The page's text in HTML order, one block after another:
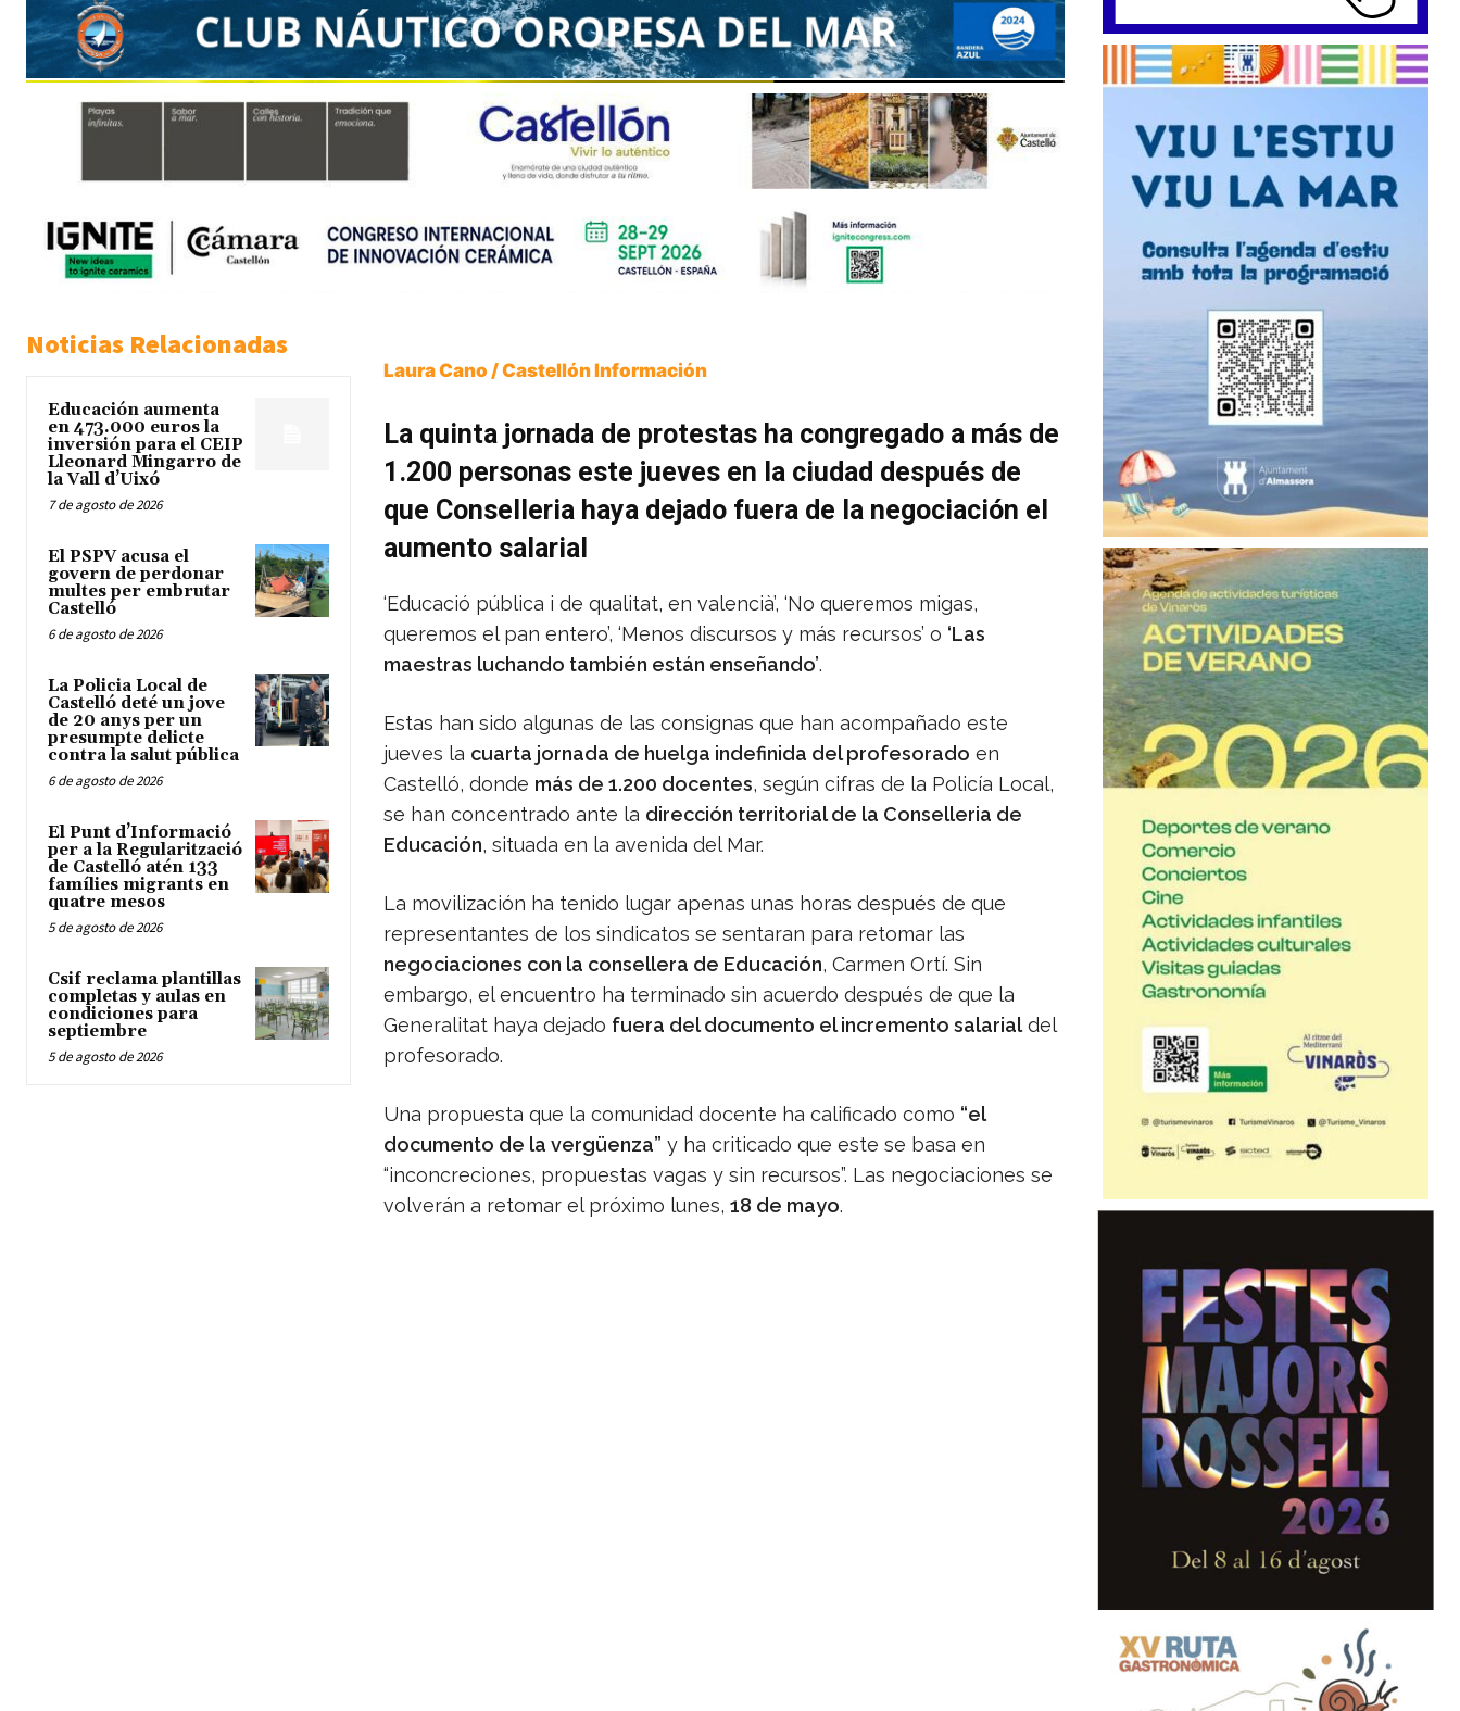
Noticias Relacionadas
Educación aumenta
en 473.000 euros la
inversión para el CEIP
Lleonard Mingarro de
la Vall d’Uixó
7 de agosto de 2026
El PSPV acusa el
govern de perdonar
multes per embrutar
Castelló
6 de agosto de 2026
La Policia Local de
Castelló deté un jove
de 20 anys per un
presumpte delicte
contra la salut pública
6 de agosto de 2026
El Punt d’Informació
per a la Regularització
de Castelló atén 133
famílies migrants en
quatre mesos
5 de agosto de 2026
Csif reclama plantillas
completas y aulas en
condiciones para
septiembre
5 de agosto de 2026
Laura Cano / Castellón Información
La quinta jornada de protestas ha congregado a más de
1.200 personas este jueves en la ciudad después de
que Conselleria haya dejado fuera de la negociación el
aumento salarial
‘Educació pública i de qualitat, en valencià’, ‘No queremos migas,
queremos el pan entero’, ‘Menos discursos y más recursos’ o ‘Las
maestras luchando también están enseñando’.
Estas han sido algunas de las consignas que han acompañado este
jueves la cuarta jornada de huelga indefinida del profesorado en
Castelló, donde más de 1.200 docentes, según cifras de la Policía Local,
se han concentrado ante la dirección territorial de la Conselleria de
Educación, situada en la avenida del Mar.
La movilización ha tenido lugar apenas unas horas después de que
representantes de los sindicatos se sentaran para retomar las
negociaciones con la consellera de Educación, Carmen Ortí. Sin
embargo, el encuentro ha terminado sin acuerdo después de que la
Generalitat haya dejado fuera del documento el incremento salarialdel
profesorado.
Una propuesta que la comunidad docente ha calificado como “el
documento de la vergüenza” y ha criticado que este se basa en
“inconcreciones, propuestas vagas y sin recursos”. Las negociaciones se
volverán a retomar el próximo lunes, 18 de mayo.